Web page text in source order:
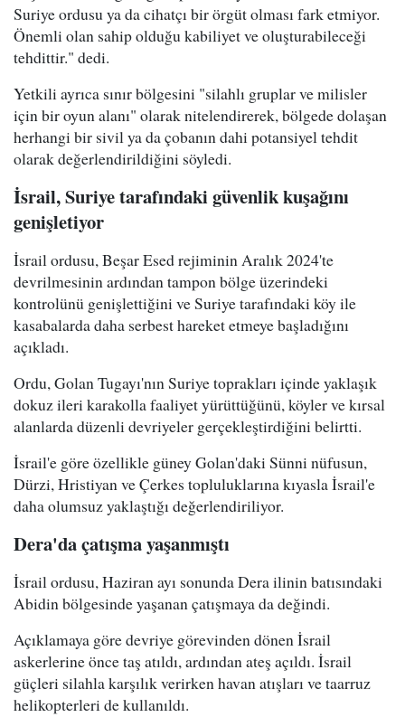
Suriye ordusu ya da cihatçı bir örgüt olması fark etmiyor.
Önemli olan sahip olduğu kabiliyet ve oluşturabileceği
tehdittir." dedi.
Yetkili ayrıca sınır bölgesini "silahlı gruplar ve milisler
için bir oyun alanı" olarak nitelendirerek, bölgede dolaşan
herhangi bir sivil ya da çobanın dahi potansiyel tehdit
olarak değerlendirildiğini söyledi.
İsrail, Suriye tarafındaki güvenlik kuşağını
genişletiyor
İsrail ordusu, Beşar Esed rejiminin Aralık 2024'te
devrilmesinin ardından tampon bölge üzerindeki
kontrolünü genişlettiğini ve Suriye tarafındaki köy ile
kasabalarda daha serbest hareket etmeye başladığını
açıkladı.
Ordu, Golan Tugayı'nın Suriye toprakları içinde yaklaşık
dokuz ileri karakolla faaliyet yürüttüğünü, köyler ve kırsal
alanlarda düzenli devriyeler gerçekleştirdiğini belirtti.
İsrail'e göre özellikle güney Golan'daki Sünni nüfusun,
Dürzi, Hristiyan ve Çerkes topluluklarına kıyasla İsrail'e
daha olumsuz yaklaştığı değerlendiriliyor.
Dera'da çatışma yaşanmıştı
İsrail ordusu, Haziran ayı sonunda Dera ilinin batısındaki
Abidin bölgesinde yaşanan çatışmaya da değindi.
Açıklamaya göre devriye görevinden dönen İsrail
askerlerine önce taş atıldı, ardından ateş açıldı. İsrail
güçleri silahla karşılık verirken havan atışları ve taarruz
helikopterleri de kullanıldı.